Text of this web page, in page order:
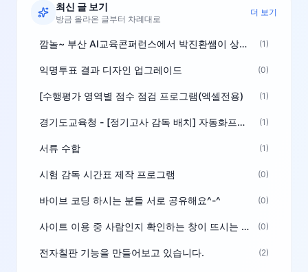
최신 글 보기
방금 올라온 글부터 차례대로
더 보기
깜놀~ 부산 AI교육콘퍼런스에서 박진환쌤이 상받으려 나오셨네요~ ^^ (1)
익명투표 결과 디자인 업그레이드 (0)
[수행평가 영역별 점수 점검 프로그램(엑셀전용) (1)
경기도교육청 - [정기고사 감독 배치] 자동화프로그램 보급 (1)
서류 수합 (1)
시험 감독 시간표 제작 프로그램 (0)
바이브 코딩 하시는 분들 서로 공유해요^-^ (0)
사이트 이용 중 사람인지 확인하는 창이 뜨시는 분은 알려주세요 (0)
전자칠판 기능을 만들어보고 있습니다. (2)